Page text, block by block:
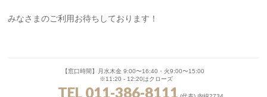
みなさまのご利用お待ちしております！
【窓口時間】月水木金 9:00〜16:40・火9:00〜15:00
※11:20 - 12:20はクローズ
TEL 011-386-8111